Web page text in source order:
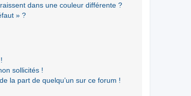
dans une couleur différente ?
» ?
sollicités !
la part de quelqu’un sur ce forum !